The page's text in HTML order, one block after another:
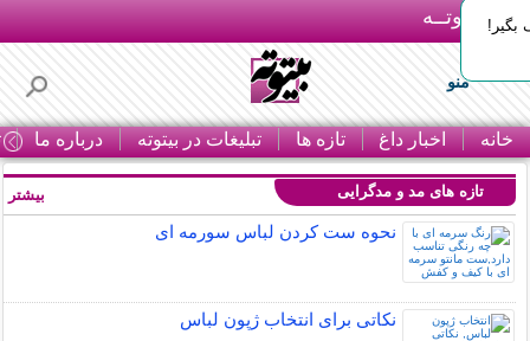
بـیتوتــه
منو
خانه اخبار داغ تازه ها تبلیغات در بیتوته درباره ما
تازه های مد و مدگرایی
نحوه ست کردن لباس سورمه ای
نکاتی برای انتخاب ژپون لباس
بیشتر